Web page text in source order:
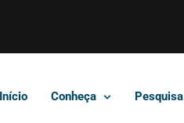
Início Conheça Pesquisa